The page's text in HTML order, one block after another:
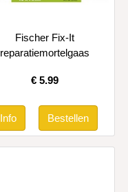
Fischer Fix-It
reparatiemortelgaas
€ 5.99